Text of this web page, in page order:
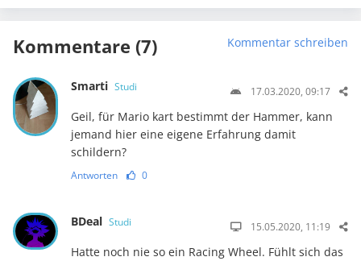
Kommentare (7) Kommentar schreiben
Smarti Studi 17.03.2020, 09:17
Geil, für Mario kart bestimmt der Hammer, kann
jemand hier eine eigene Erfahrung damit
schildern?
Antworten 0
BDeal Studi 15.05.2020, 11:19
Hatte noch nie so ein Racing Wheel. Fühlt sich das